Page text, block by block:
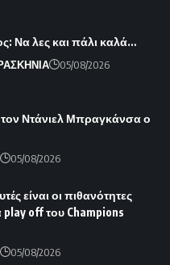
Να λες και πάλι καλά…
05/08/2026
Ντάνιελ Μπραγκάνσα ο
05/08/2026
είναι οι πιθανότητες
off του Champions
05/08/2026